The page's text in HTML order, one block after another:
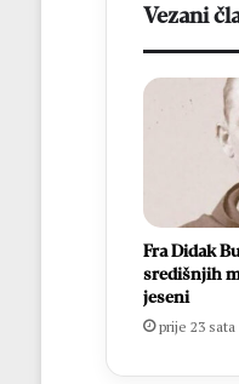
zvuka
Vezani
Fra Didak
središnjih
jeseni
prije 23 sata